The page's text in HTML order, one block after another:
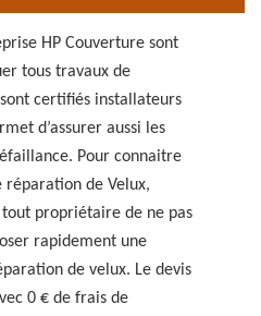
HP Couverture sont
tous travaux de
certifiés installateurs
d’assurer aussi les
Pour connaitre
réparation de Velux,
tout propriétaire de ne pas
rapidement une
de velux. Le devis
0 € de frais de